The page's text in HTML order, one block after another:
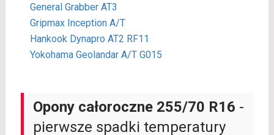
General Grabber AT3
Gripmax Inception A/T
Hankook Dynapro AT2 RF11
Yokohama Geolandar A/T G015
Opony całoroczne 255/70 R16 -
pierwsze spadki temperatury